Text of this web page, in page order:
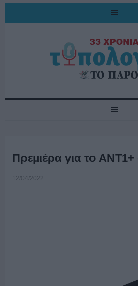
Πρεμιέρα για το
12/04/2022